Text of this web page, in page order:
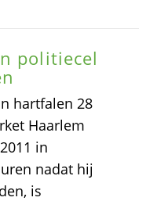
politiecel
hartfalen 28
Haarlem
in
nadat hij
is